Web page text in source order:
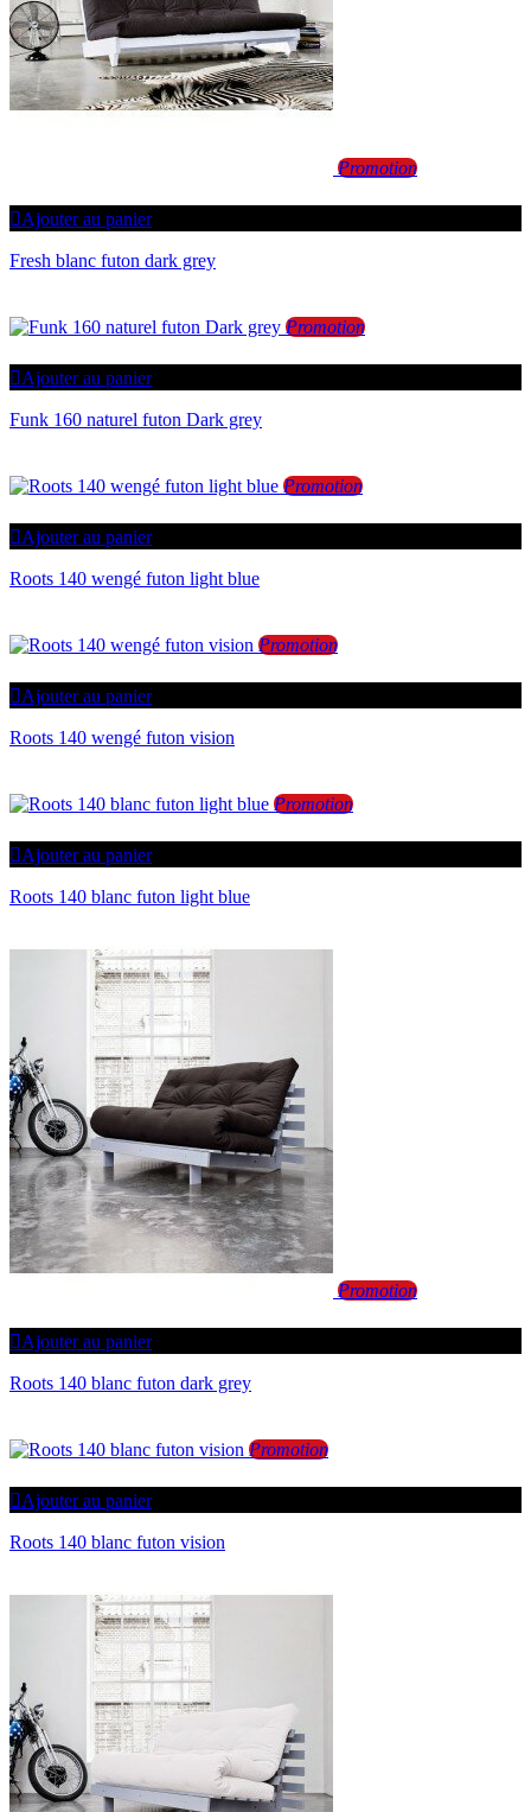
Promotion
Ajouter au panier
Fresh blanc futon dark grey
Promotion
Ajouter au panier
Funk 160 naturel futon Dark grey
Promotion
Ajouter au panier
Roots 140 wengé futon light blue
Promotion
Ajouter au panier
Roots 140 wengé futon vision
Promotion
Ajouter au panier
Roots 140 blanc futon light blue
Promotion
Ajouter au panier
Roots 140 blanc futon dark grey
Promotion
Ajouter au panier
Roots 140 blanc futon vision